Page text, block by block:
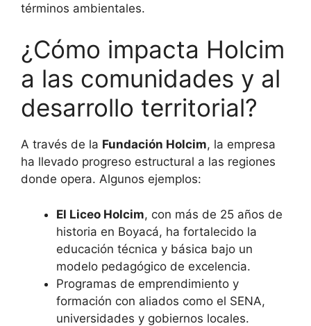
términos ambientales.
¿Cómo impacta Holcim
a las comunidades y al
desarrollo territorial?
A través de la Fundación Holcim, la empresa
ha llevado progreso estructural a las regiones
donde opera. Algunos ejemplos:
El Liceo Holcim, con más de 25 años de
historia en Boyacá, ha fortalecido la
educación técnica y básica bajo un
modelo pedagógico de excelencia.
Programas de emprendimiento y
formación con aliados como el SENA,
universidades y gobiernos locales.